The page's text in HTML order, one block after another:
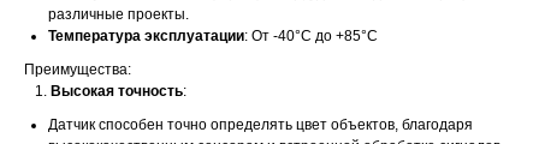
различные проекты.
Температура эксплуатации: От -40°C до +85°C
Преимущества:
Высокая точность:
Датчик способен точно определять цвет объектов, благодаря